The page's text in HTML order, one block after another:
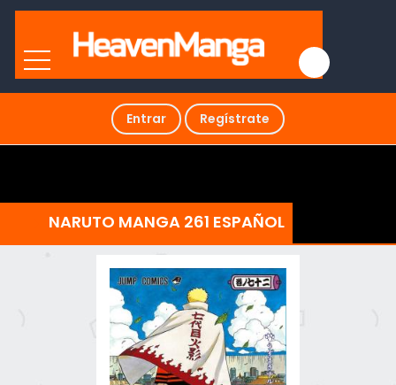
Entrar Regístrate
NARUTO MANGA 261 ESPAÑOL